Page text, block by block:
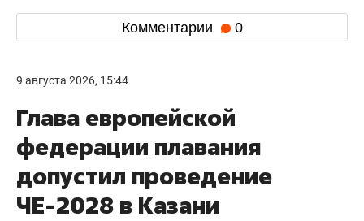
Комментарии 0
9 августа 2026, 15:44
Глава европейской
федерации плавания
допустил проведение
ЧЕ-2028 в Казани